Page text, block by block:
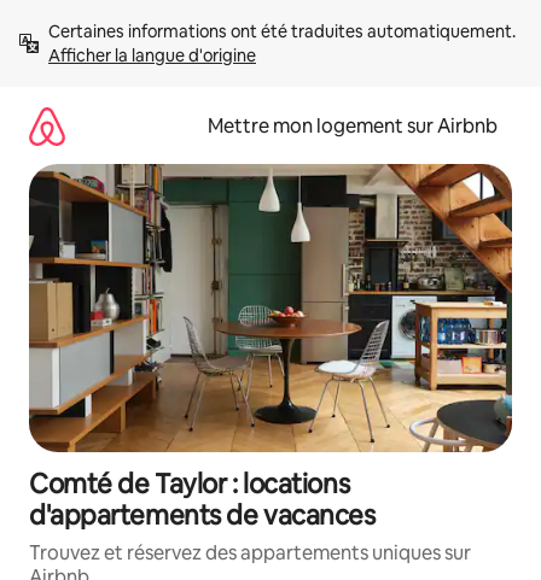
directement
Afficher la langue d'origine
Mettre mon logement sur Airbnb
Comté de Taylor : locations
d'appartements de vacances
Trouvez et réservez des appartements uniques sur